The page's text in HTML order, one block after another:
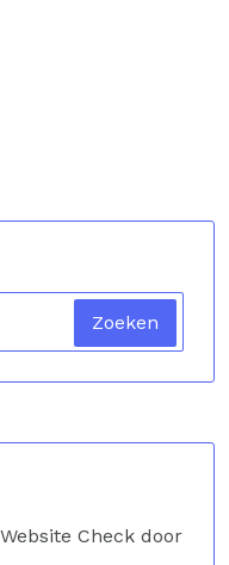
Zoeken
Check door